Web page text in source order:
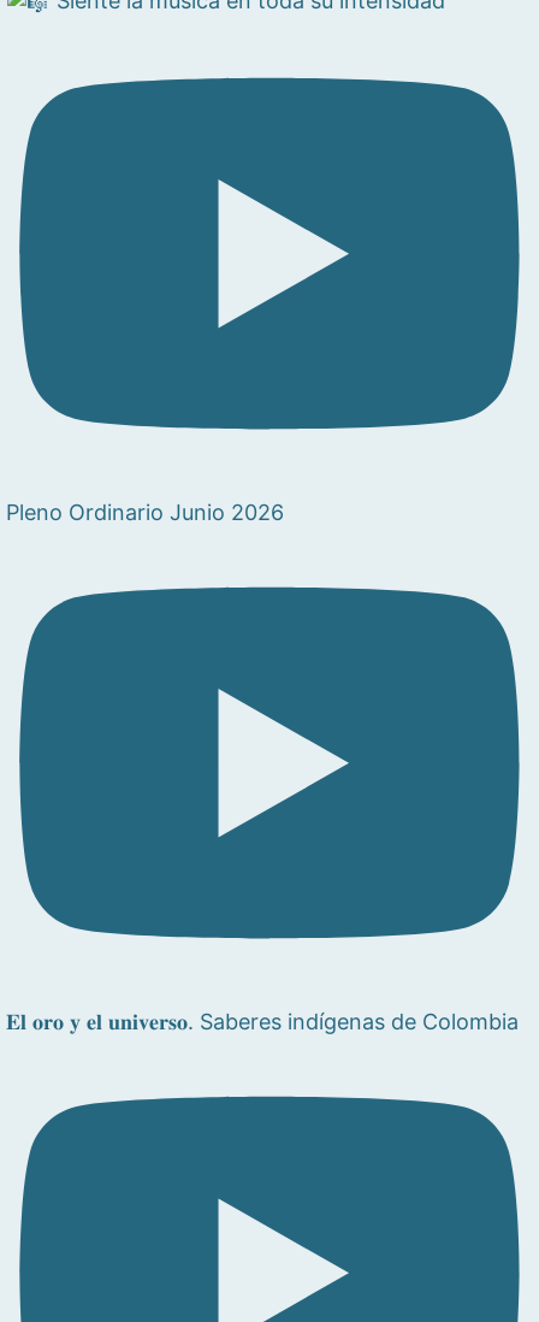
Pleno Ordinario Junio 2026
𝐄𝐥 𝐨𝐫𝐨 𝐲 𝐞𝐥 𝐮𝐧𝐢𝐯𝐞𝐫𝐬𝐨. Saberes indígenas de Colombia